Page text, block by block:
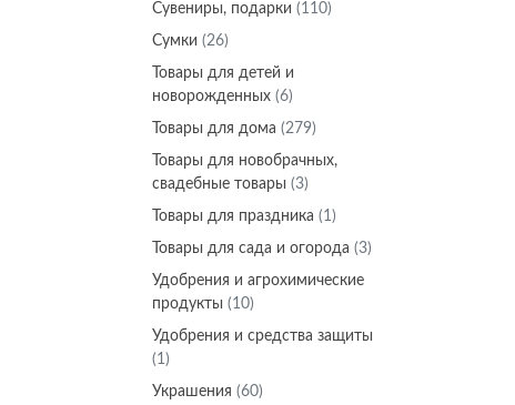
Сувениры, подарки (110)
Сумки (26)
Товары для детей и
новорожденных (6)
Товары для дома (279)
Товары для новобрачных,
свадебные товары (3)
Товары для праздника (1)
Товары для сада и огорода (3)
Удобрения и агрохимические
продукты (10)
Удобрения и средства защиты
(1)
Украшения (60)